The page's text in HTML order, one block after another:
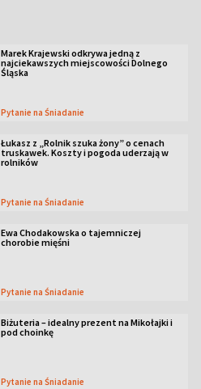
Marek Krajewski odkrywa jedną z
najciekawszych miejscowości Dolnego
Śląska
Pytanie na Śniadanie
Łukasz z „Rolnik szuka żony” o cenach
truskawek. Koszty i pogoda uderzają w
rolników
Pytanie na Śniadanie
Ewa Chodakowska o tajemniczej
chorobie mięśni
Pytanie na Śniadanie
Biżuteria – idealny prezent na Mikołajki i
pod choinkę
Pytanie na Śniadanie